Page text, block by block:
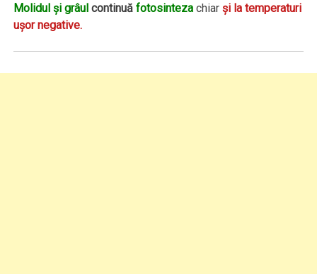
Molidul şi grâul continuăfotosinteza chiarşi la temperaturi
uşor negative.